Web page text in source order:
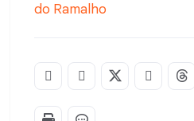
do Ramalho